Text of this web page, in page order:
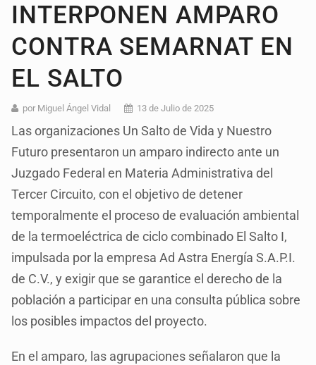
INTERPONEN AMPARO
CONTRA SEMARNAT EN
EL SALTO
por Miguel Ángel Vidal 13 de Julio de 2025
Las organizaciones Un Salto de Vida y Nuestro
Futuro presentaron un amparo indirecto ante un
Juzgado Federal en Materia Administrativa del
Tercer Circuito, con el objetivo de detener
temporalmente el proceso de evaluación ambiental
de la termoeléctrica de ciclo combinado El Salto I,
impulsada por la empresa Ad Astra Energía S.A.P.I.
de C.V., y exigir que se garantice el derecho de la
población a participar en una consulta pública sobre
los posibles impactos del proyecto.
En el amparo, las agrupaciones señalaron que la